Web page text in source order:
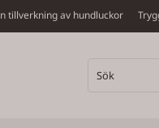
av hundluckor